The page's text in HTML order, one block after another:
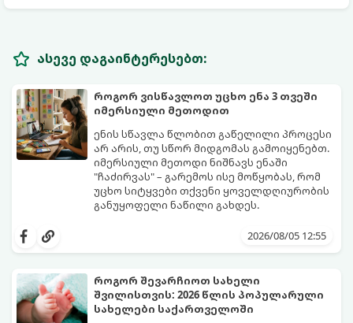
ასევე დაგაინტერესებთ:
როგორ ვისწავლოთ უცხო ენა 3 თვეში
იმერსიული მეთოდით
ენის სწავლა წლობით გაწელილი პროცესი
არ არის, თუ სწორ მიდგომას გამოიყენებთ.
იმერსიული მეთოდი ნიშნავს ენაში
"ჩაძირვას" – გარემოს ისე მოწყობას, რომ
უცხო სიტყვები თქვენი ყოველდღიურობის
განუყოფელი ნაწილი გახდეს.
3 თვეში მნიშვნელოვან პროგრესს
2026/08/05 12:55
როგორ შევარჩიოთ სახელი
შვილისთვის: 2026 წლის პოპულარული
სახელები საქართველოში